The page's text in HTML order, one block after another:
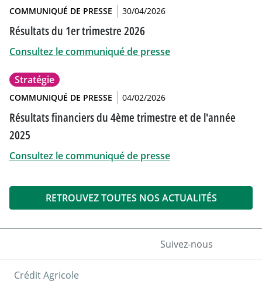
COMMUNIQUÉ DE PRESSE 30/04/2026
Résultats du 1er trimestre 2026
Consultez le communiqué de presse
Stratégie
COMMUNIQUÉ DE PRESSE 04/02/2026
Résultats financiers du 4ème trimestre et de l'année
2025
Consultez le communiqué de presse
RETROUVEZ TOUTES NOS ACTUALITÉS
Crédit Agricole
Suivez-nous